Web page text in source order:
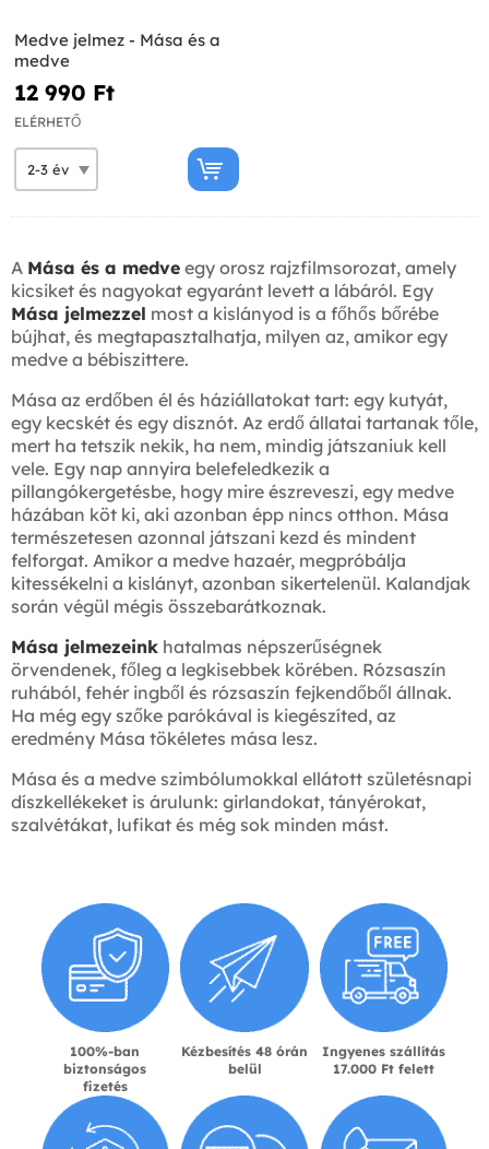
Medve jelmez - Mása és a
medve
12 990 Ft‎
ELÉRHETŐ
A Mása és a medve egy orosz rajzfilmsorozat, amely
kicsiket és nagyokat egyaránt levett a lábáról. Egy
Mása jelmezzel most a kislányod is a főhős bőrébe
bújhat, és megtapasztalhatja, milyen az, amikor egy
medve a bébiszittere.
Mása az erdőben él és háziállatokat tart: egy kutyát,
egy kecskét és egy disznót. Az erdő állatai tartanak tőle,
mert ha tetszik nekik, ha nem, mindig játszaniuk kell
vele. Egy nap annyira belefeledkezik a
pillangókergetésbe, hogy mire észreveszi, egy medve
házában köt ki, aki azonban épp nincs otthon. Mása
természetesen azonnal játszani kezd és mindent
felforgat. Amikor a medve hazaér, megpróbálja
kitessékelni a kislányt, azonban sikertelenül. Kalandjak
során végül mégis összebarátkoznak.
Mása jelmezeink hatalmas népszerűségnek
örvendenek, főleg a legkisebbek körében. Rózsaszín
ruhából, fehér ingből és rózsaszín fejkendőből állnak.
Ha még egy szőke parókával is kiegészíted, az
eredmény Mása tökéletes mása lesz.
Mása és a medve szimbólumokkal ellátott születésnapi
díszkellékeket is árulunk: girlandokat, tányérokat,
szalvétákat, lufikat és még sok minden mást.
100%-ban
biztonságos
fizetés
Kézbesítés 48 órán
belül
Ingyenes szállítás
17.000 Ft felett